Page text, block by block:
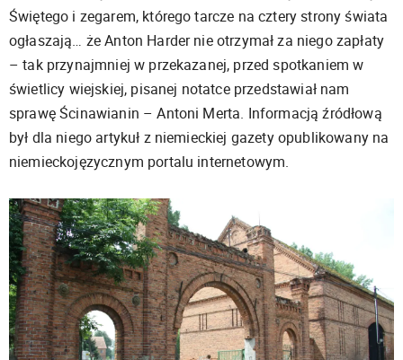
Świętego i zegarem, którego tarcze na cztery strony świata
ogłaszają… że Anton Harder nie otrzymał za niego zapłaty
– tak przynajmniej w przekazanej, przed spotkaniem w
świetlicy wiejskiej, pisanej notatce przedstawiał nam
sprawę Ścinawianin – Antoni Merta. Informacją źródłową
był dla niego artykuł z niemieckiej gazety opublikowany na
niemieckojęzycznym portalu internetowym.